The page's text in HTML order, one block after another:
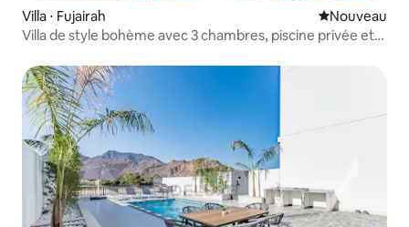
Villa ⋅ Fujairah Nouvel
Nouveau
Villa de style bohème avec 3 chambres, piscine privée et